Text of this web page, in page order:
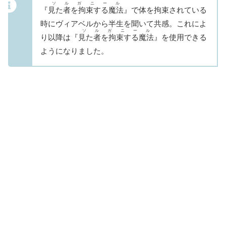
『 見た者を拘束する魔法
ソルガニール
』で体を拘束されている
時にヴィアベルから半生を聞いて共感。これによ
り以降は『 見た者を拘束する魔法
ソルガニール
』を使用できる
ようになりました。